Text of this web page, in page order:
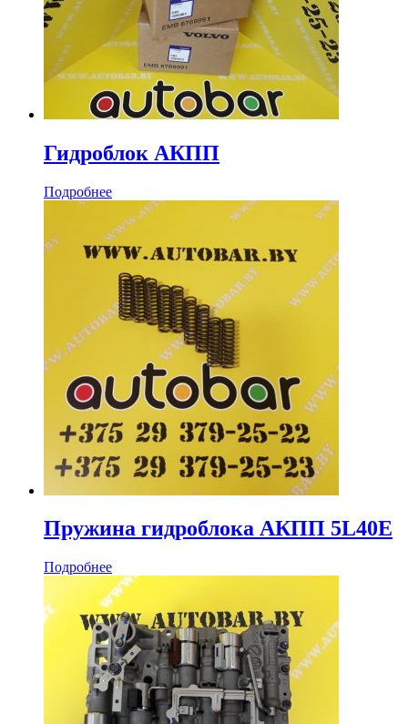
Гидроблок АКПП
Подробнее
Пружина гидроблока АКПП 5L40E
Подробнее